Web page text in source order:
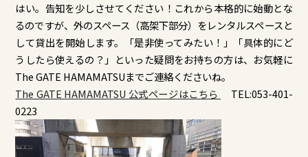
はい。告知を少しさせてください！これから本格的に始動とな
るのですが、外のスペース（高架下部分）をレンタルスペースと
して貸出を開始します。「是非使ってみたい！」「具体的にど
うしたら使えるの？」といった疑問をお持ちの方は、お気軽に
The GATE HAMAMATSUまでご連絡くださいね。
The GATE HAMAMATSU 公式ページはこちら
TEL:053-401-
0223